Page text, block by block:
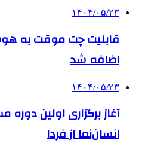
۱۴۰۴/۰۵/۲۳
قابلیت چت موقت به
اضافه شد
۱۴۰۴/۰۵/۲۳
آغاز برگزاری اولین
انسان‌نما از فردا